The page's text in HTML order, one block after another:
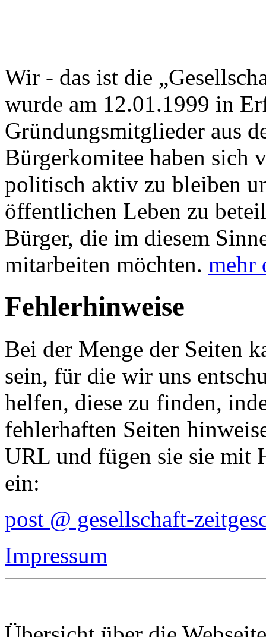
Gründungsmitglieder aus
Bürgerkomitee haben sich
politisch aktiv zu bleiben
öffentlichen Leben zu
Bürger, die im diesem
mitarbeiten möchten. mehr
Fehlerhinweise
Bei der Menge der Seiten
helfen, diese zu finden,
fehlerhaften Seiten
URL und fügen sie sie mit
ein:
post @ gesellschaft-
Impressum
Zeittafel - Chronik